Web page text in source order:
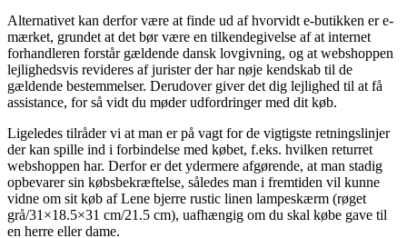
Alternativet kan derfor være at finde ud af hvorvidt e-butikken er e-
mærket, grundet at det bør være en tilkendegivelse af at internet
forhandleren forstår gældende dansk lovgivning, og at webshoppen
lejlighedsvis revideres af jurister der har nøje kendskab til de
gældende bestemmelser. Derudover giver det dig lejlighed til at få
assistance, for så vidt du møder udfordringer med dit køb.
Ligeledes tilråder vi at man er på vagt for de vigtigste retningslinjer
der kan spille ind i forbindelse med købet, f.eks. hvilken returret
webshoppen har. Derfor er det ydermere afgørende, at man stadig
opbevarer sin købsbekræftelse, således man i fremtiden vil kunne
vidne om sit køb af Lene bjerre rustic linen lampeskærm (røget
grå/31×18.5×31 cm/21.5 cm), uafhængig om du skal købe gave til
en herre eller dame.